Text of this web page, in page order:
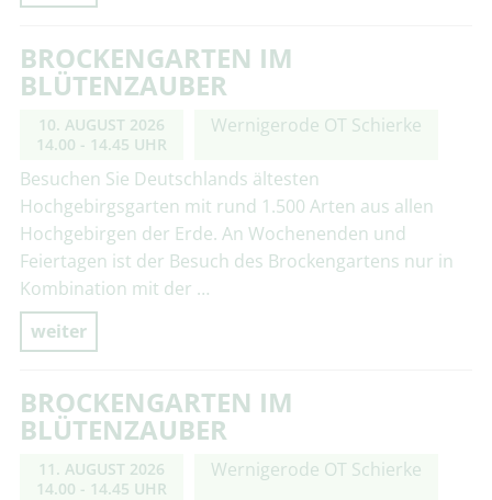
BROCKENGARTEN IM
BLÜTENZAUBER
10. AUGUST 2026
14.00 - 14.45 UHR
Wernigerode OT Schierke
Besuchen Sie Deutschlands ältesten
Hochgebirgsgarten mit rund 1.500 Arten aus allen
Hochgebirgen der Erde. An Wochenenden und
Feiertagen ist der Besuch des Brockengartens nur in
Kombination mit der …
weiter
BROCKENGARTEN IM
BLÜTENZAUBER
11. AUGUST 2026
14.00 - 14.45 UHR
Wernigerode OT Schierke